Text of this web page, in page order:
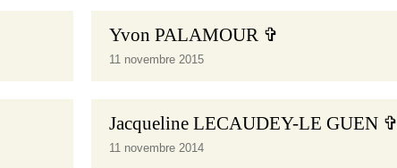
Yvon PALAMOUR ✞
11 novembre 2015
Jacqueline LECAUDEY-LE GUEN ✞
11 novembre 2014